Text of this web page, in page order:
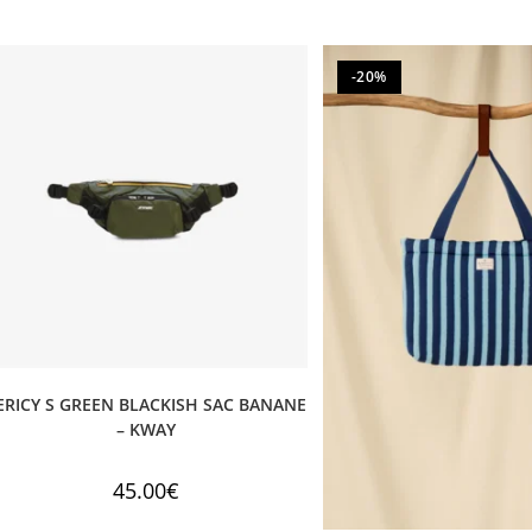
S GREEN BLACKISH SAC BANANE
– KWAY
45.00€
-20%